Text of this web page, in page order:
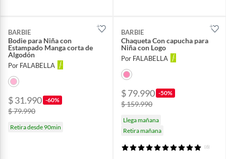
BARBIE
Bodie para Niña con
Estampado Manga corta de
Algodón
Por FALABELLA
$ 31.990 -60%
$ 79.990
Retira desde 90min
BARBIE
Chaqueta Con capucha para
Niña con Logo
Por FALABELLA
$ 79.990 -50%
$ 159.990
Llega mañana
Retira mañana
(6)